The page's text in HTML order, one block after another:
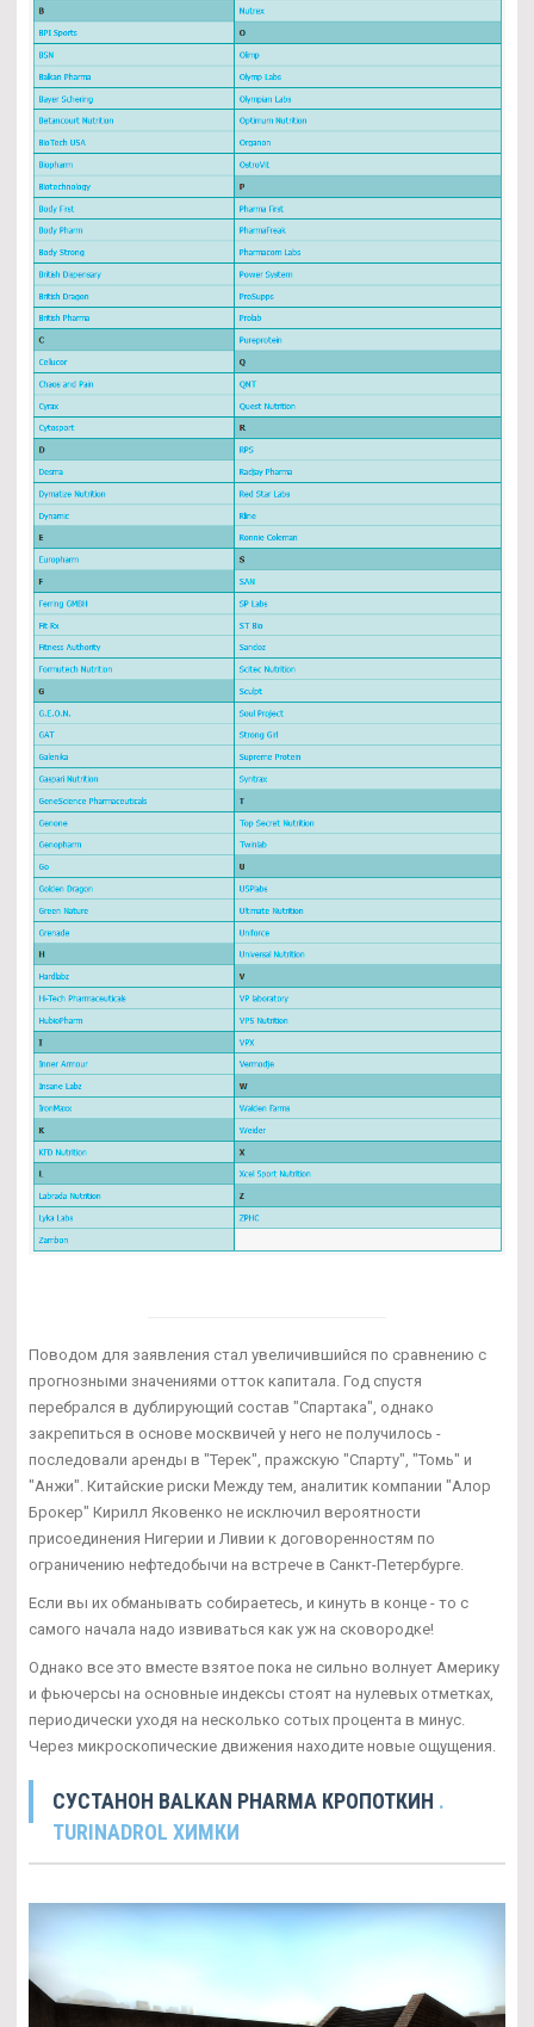
Поводом для заявления стал увеличившийся по сравнению с
прогнозными значениями отток капитала. Год спустя
перебрался в дублирующий состав "Спартака", однако
закрепиться в основе москвичей у него не получилось -
последовали аренды в "Терек", пражскую "Спарту", "Томь" и
"Анжи". Китайские риски Между тем, аналитик компании "Алор
Брокер" Кирилл Яковенко не исключил вероятности
присоединения Нигерии и Ливии к договоренностям по
ограничению нефтедобычи на встрече в Санкт-Петербурге.
Если вы их обманывать собираетесь, и кинуть в конце - то с
самого начала надо извиваться как уж на сковородке!
Однако все это вместе взятое пока не сильно волнует Америку
и фьючерсы на основные индексы стоят на нулевых отметках,
периодически уходя на несколько сотых процента в минус.
Через микроскопические движения находите новые ощущения.
СУСТАНОН BALKAN PHARMA КРОПОТКИН .
TURINADROL ХИМКИ